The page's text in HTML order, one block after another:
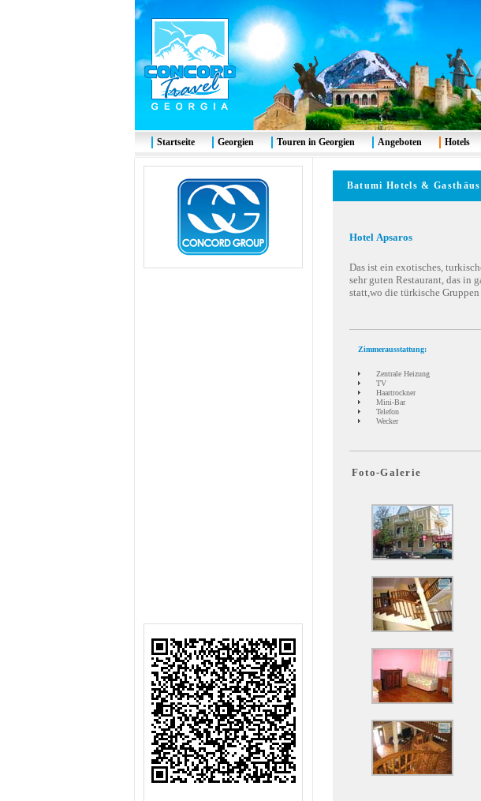
Batumi Hotels & G
Hotel Apsaros
Das ist ein exotisches,
sehr guten Restaurant, das in
statt,wo die türkische
Zimmerausstattung:
Zentrale Heizung
TV
Haartrockner
Mini-Bar
Telefon
Wecker
Foto-Galerie
Startseite Georgien Touren in Georgien Angeboten Hotels